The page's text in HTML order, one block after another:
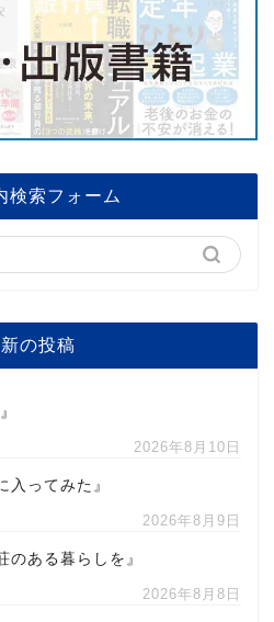
検索フォーム
の投稿
2026年8月10日
入ってみた』
2026年8月9日
のある暮らしを』
2026年8月8日